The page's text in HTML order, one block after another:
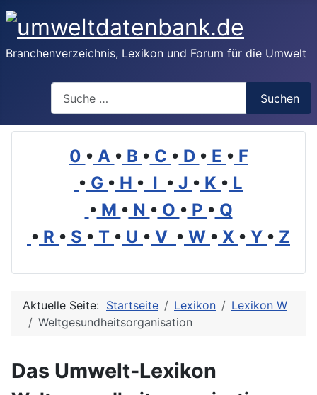
Branchenverzeichnis, Lexikon und Forum für die Umwelt
Suchen
0 • A • B • C • D • E • F
• G • H • I • J • K • L
• M • N • O • P • Q
• R • S • T • U • V • W • X • Y • Z
Aktuelle Seite: Startseite Lexikon
Lexikon W
Weltgesundheitsorganisation
Das Umwelt-Lexikon